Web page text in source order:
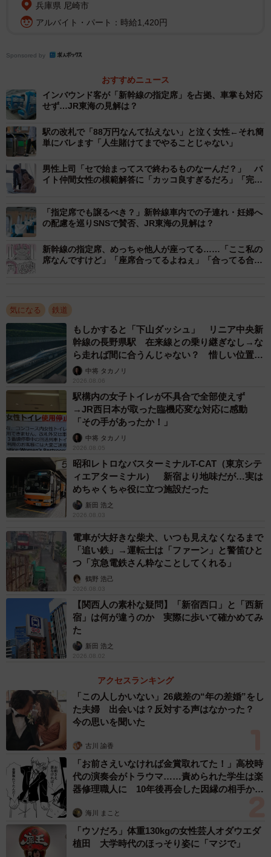
「らくラクびわこ」「らくラクやまと」、そして、「サン
ダーバード」や「スーパーはくと」をはじめとした特急列
一方、「ライト」に含まれるのは「うれしート」のみで
す。「うれしート」は京阪神エリアの一部の新快速、快
速、普通、広島エリアの一部の快速に設けられ、座席の一
部が有料座席になっています。
「SUWALOCA」のポイントは「スタンダード」において、
特急料金が不要な新快速と特急料金が必要な通勤特急と特
急が同列に扱われている点です。京阪神エリアにおいて、
「SUWALOCA」に含まれる特急（一部列車は除く）と通勤
特急は「J-WESTチケットレス」で購入すると、特急料金は
600円～になります。指定席特急料金（通常期）だと、最低
でも1,290円なので、割安に特急、通勤特急に乗車できま
す。
なお、新快速の有料座席サービス「Aシート」は追加料金
（チケットレス指定席券）600円です。「特急」と聞くと、
料金面からついつい身構えますが、新快速「Aシート」と同
じカテゴリーになり、かつ割安で乗車可能なので、多少は
特急料金の割高感も払しょくされるのではないでしょう
か。
これからの普及に期待
「SUWALOCA」の「ライト」にはロングシートの「うれしート」も含ま
れる
「SUWALOCA」がスタートして、3カ月が経過しました。
駅では「SUWALOCA」のポスターを見かけるようになりま
した。しかし、車内の会話では、「Aシート」は耳にするこ
とがあっても、「SUWALOCA」はまだ耳にしません。さす
がに、3カ月ではブランドの定着は難しいでしょうから、こ
れからの定着に向けたJR西の施策に注目したいところで
す。
兵庫県 尼崎市
アルバイト・パート：時給1,420円
Sponsored by
おすすめニュース
インバウンド客が「新幹線の指定席」を占拠、車掌も対応
せず…JR東海の見解は？
駅の改札で「88万円なんて払えない」と泣く女性←それ簡
単にバレます「人生賭けてまでやることじゃない」
男性上司「セで始まってスで終わるものなーんだ？」 バ
イト仲間女性の模範解答に「カッコ良すぎるだろ」「完璧
「指定席でも譲るべき？」新幹線車内での子連れ・妊婦へ
の配慮を巡りSNSで賛否、JR東海の見解は？
新幹線の指定席、めっちゃ他人が座ってる……「ここ私の
席なんですけど」「座席合ってるよねぇ」「合ってる合っ
気になる 鉄道
もしかすると「下山ダッシュ」 リニア中央新
幹線の長野県駅 在来線との乗り継ぎなし→な
ら走れば間に合うんじゃない？ 惜しい位置関
係が反響
中将 タカノリ
2026.08.06
駅構内の女子トイレが不具合で全部使えず
→JR西日本が取った臨機応変な対応に感動
「その手があったか！」
中将 タカノリ
2026.08.05
昭和レトロなバスターミナルT-CAT（東京シテ
ィエアターミナル） 新宿より地味だが…実は
めちゃくちゃ役に立つ施設だった
新田 浩之
2026.08.03
電車が大好きな柴犬、いつも見えなくなるまで
「追い鉄」→運転士は「ファーン」と警笛ひと
つ「京急電鉄さん粋なことしてくれる」
鶴野 浩己
2026.08.03
【関西人の素朴な疑問】「新宿西口」と「西新
宿」は何が違うのか 実際に歩いて確かめてみ
た
新田 浩之
2026.08.02
アクセスランキング
「この人しかいない」26歳差の“年の差婚”をし
た夫婦 出会いは？反対する声はなかった？
今の思いを聞いた
古川 諭香
「お前さえいなければ金賞取れてた！」高校時
代の演奏会がトラウマ……責められた学生は楽
器修理職人に 10年後再会した因縁の相手から
海川 まこと
「ウソだろ」体重130kgの女性芸人オダウエダ
植田 大学時代のほっそり姿に「マジで」